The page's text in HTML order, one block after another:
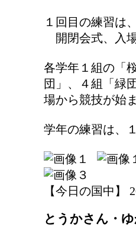
１回目の練習は
開閉会式、入
各学年１組の「
団」、４組「緑
場から競技が始
学年の練習は、
【今日の国中】
とうかさん・